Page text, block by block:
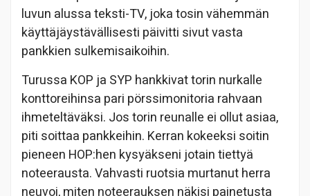
luvun alussa teksti-TV, joka tosin vähemmän
käyttäjäystävällisesti päivitti sivut vasta
pankkien sulkemisaikoihin.
Turussa KOP ja SYP hankkivat torin nurkalle
konttoreihinsa pari pörssimonitoria rahvaan
ihmeteltäväksi. Jos torin reunalle ei ollut asiaa,
piti soittaa pankkeihin. Kerran kokeeksi soitin
pieneen HOP:hen kysyäkseni jotain tiettyä
noteerausta. Vahvasti ruotsia murtanut herra
neuvoi, miten noteerauksen näkisi painetusta